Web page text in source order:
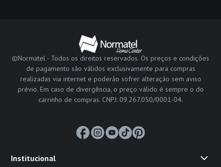
©Normatel - Todos os direitos reservados. Os preços e condições
de pagamento são válidos exclusivamente para compras
realizadas via internet e poderão sofrer alteração sem aviso
prévio. Em caso de divergência, o preço válido é sempre o do
carrinho de compras. CNPJ: 09.267.050/0001-04.
Institucional